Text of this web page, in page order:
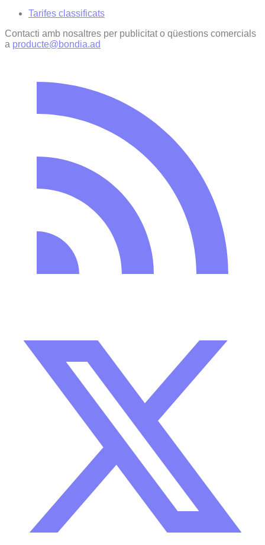
Tarifes classificats
Contacti amb nosaltres per publicitat o qüestions comercials
a producte@bondia.ad